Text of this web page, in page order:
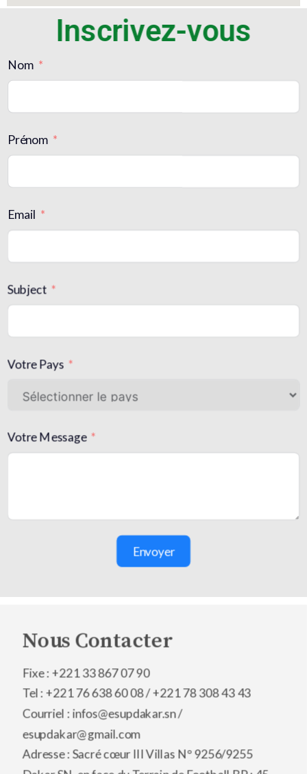
Inscrivez-vous
Nom
Prénom
Email
Subject
Votre Pays
Votre Message
Envoyer
Nous Contacter
Fixe : +221 33 867 07 90
Tel : +221 76 638 60 08 /+221 78 308 43 43
Courriel : infos@esupdakar.sn /
esupdakar@gmail.com
Adresse : Sacré cœur III Villas N° 9256/9255